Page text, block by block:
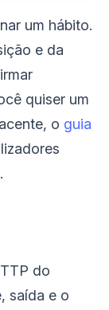
um hábito.
e da
quiser um
o guia
do
saída e o